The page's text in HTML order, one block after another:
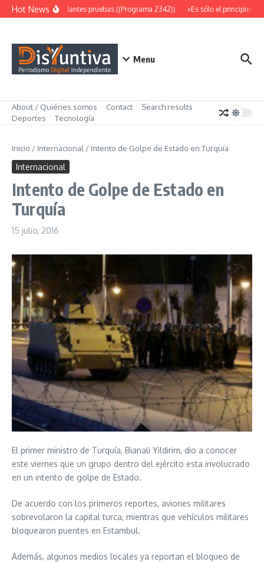
Saltar al contenido
Hot NewsAbundantes pruebas ((Programa 2342)) «Es sólo el principio»
Menu
About / Quiénes somos Contact
Search results
Deportes
Tecnología
Inicio / Internacional / Intento de Golpe de Estado en Turquía
Internacional
Intento de Golpe de Estado en
Turquía
15 julio, 2016
El primer ministro de Turquía, Bianali Yildirim, dio a conocer
este viernes que un grupo dentro del ejército esta involucrado
en un intento de golpe de Estado.
De acuerdo con los primeros reportes, aviones militares
sobrevolaron la capital turca, mientras que vehículos militares
bloquearon puentes en Estambul.
Además, algunos medios locales ya reportan el bloqueo de